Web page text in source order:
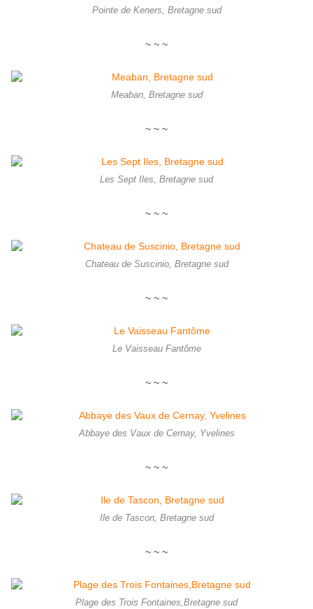
Pointe de Keners, Bretagne sud
~ ~ ~
Meaban, Bretagne sud
~ ~ ~
Les Sept Iles, Bretagne sud
~ ~ ~
Chateau de Suscinio, Bretagne sud
~ ~ ~
Le Vaisseau Fantôme
~ ~ ~
Abbaye des Vaux de Cernay, Yvelines
~ ~ ~
Ile de Tascon, Bretagne sud
~ ~ ~
Plage des Trois Fontaines,Bretagne sud